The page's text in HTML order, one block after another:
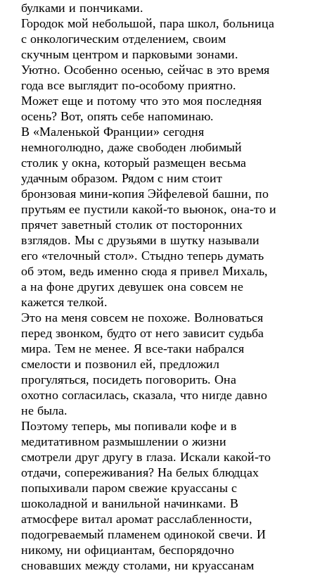
булками и пончиками.
Городок мой небольшой, пара школ, больница
с онкологическим отделением, своим
скучным центром и парковыми зонами.
Уютно. Особенно осенью, сейчас в это время
года все выглядит по-особому приятно.
Может еще и потому что это моя последняя
осень? Вот, опять себе напоминаю.
В «Маленькой Франции» сегодня
немноголюдно, даже свободен любимый
столик у окна, который размещен весьма
удачным образом. Рядом с ним стоит
бронзовая мини-копия Эйфелевой башни, по
прутьям ее пустили какой-то вьюнок, она-то и
прячет заветный столик от посторонних
взглядов. Мы с друзьями в шутку называли
его «телочный стол». Стыдно теперь думать
об этом, ведь именно сюда я привел Михаль,
а на фоне других девушек она совсем не
кажется телкой.
Это на меня совсем не похоже. Волноваться
перед звонком, будто от него зависит судьба
мира. Тем не менее. Я все-таки набрался
смелости и позвонил ей, предложил
прогуляться, посидеть поговорить. Она
охотно согласилась, сказала, что нигде давно
не была.
Поэтому теперь, мы попивали кофе и в
медитативном размышлении о жизни
смотрели друг другу в глаза. Искали какой-то
отдачи, сопереживания? На белых блюдцах
попыхивали паром свежие круассаны с
шоколадной и ванильной начинками. В
атмосфере витал аромат расслабленности,
подогреваемый пламенем одинокой свечи. И
никому, ни официантам, беспорядочно
сновавших между столами, ни круассанам